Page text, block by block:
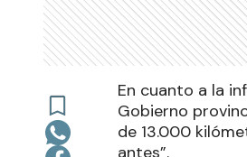
En cuanto a la
Gobierno
de 13.000
antes”.